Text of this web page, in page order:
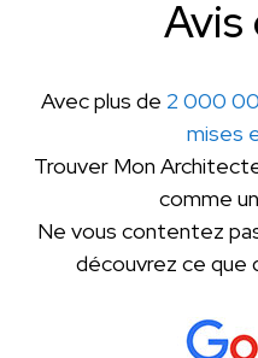
Avis
Avec plus de 2 000
mises
Trouver Mon
comme
Ne vous contentez
découvrez ce que